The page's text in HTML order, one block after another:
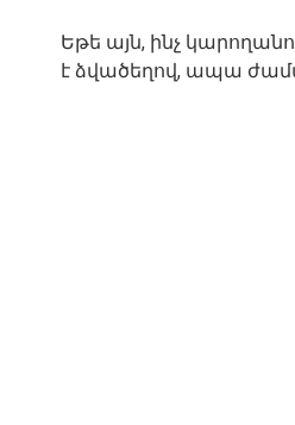
Եթե այն, ինչ
է ձվածեղով, ապա